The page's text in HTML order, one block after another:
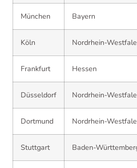
München Bayern
Köln Nordrhein-
Frankfurt Hessen
Düsseldorf Nordrhein-
Dortmund Nordrhein-
Stuttgart Baden-